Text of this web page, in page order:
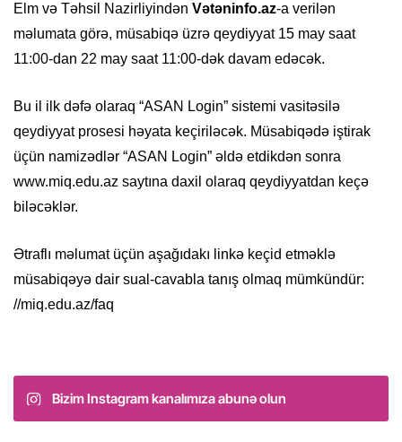
Elm və Təhsil Nazirliyindən Vətəninfo.az-a verilən
məlumata görə, müsabiqə üzrə qeydiyyat 15 may saat
11:00-dan 22 may saat 11:00-dək davam edəcək.
Bu il ilk dəfə olaraq “ASAN Login” sistemi vasitəsilə
qeydiyyat prosesi həyata keçiriləcək. Müsabiqədə iştirak
üçün namizədlər “ASAN Login” əldə etdikdən sonra
www.miq.edu.az saytına daxil olaraq qeydiyyatdan keçə
biləcəklər.
Ətraflı məlumat üçün aşağıdakı linkə keçid etməklə
müsabiqəyə dair sual-cavabla tanış olmaq mümkündür:
//miq.edu.az/faq
Bizim Instagram kanalımıza abunə olun